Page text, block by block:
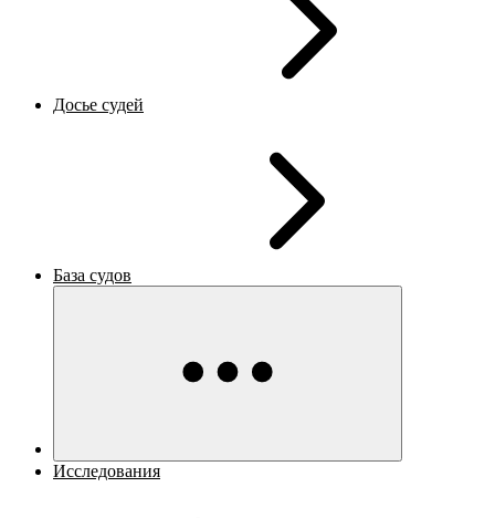
Досье судей
База судов
Исследования